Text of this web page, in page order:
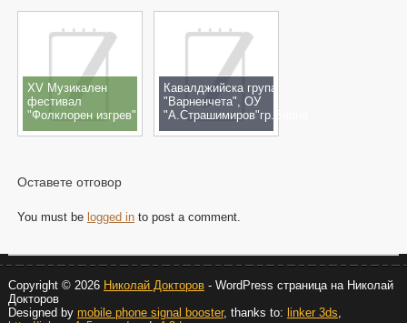
XV Музикален
фестивал
"Фолклорен изгрев"
15-17.11.2019
Кавалджийска група
"Варненчета", ОУ
"А.Страшимиров"гр.Варна
- Концерт - спектакъл
Оставете отговор
You must be logged into post a comment.
Copyright © 2026 Николай Докторов- WordPress страница на Николай
Докторов
Designed by mobile phone signal booster, thanks to: linker 3ds